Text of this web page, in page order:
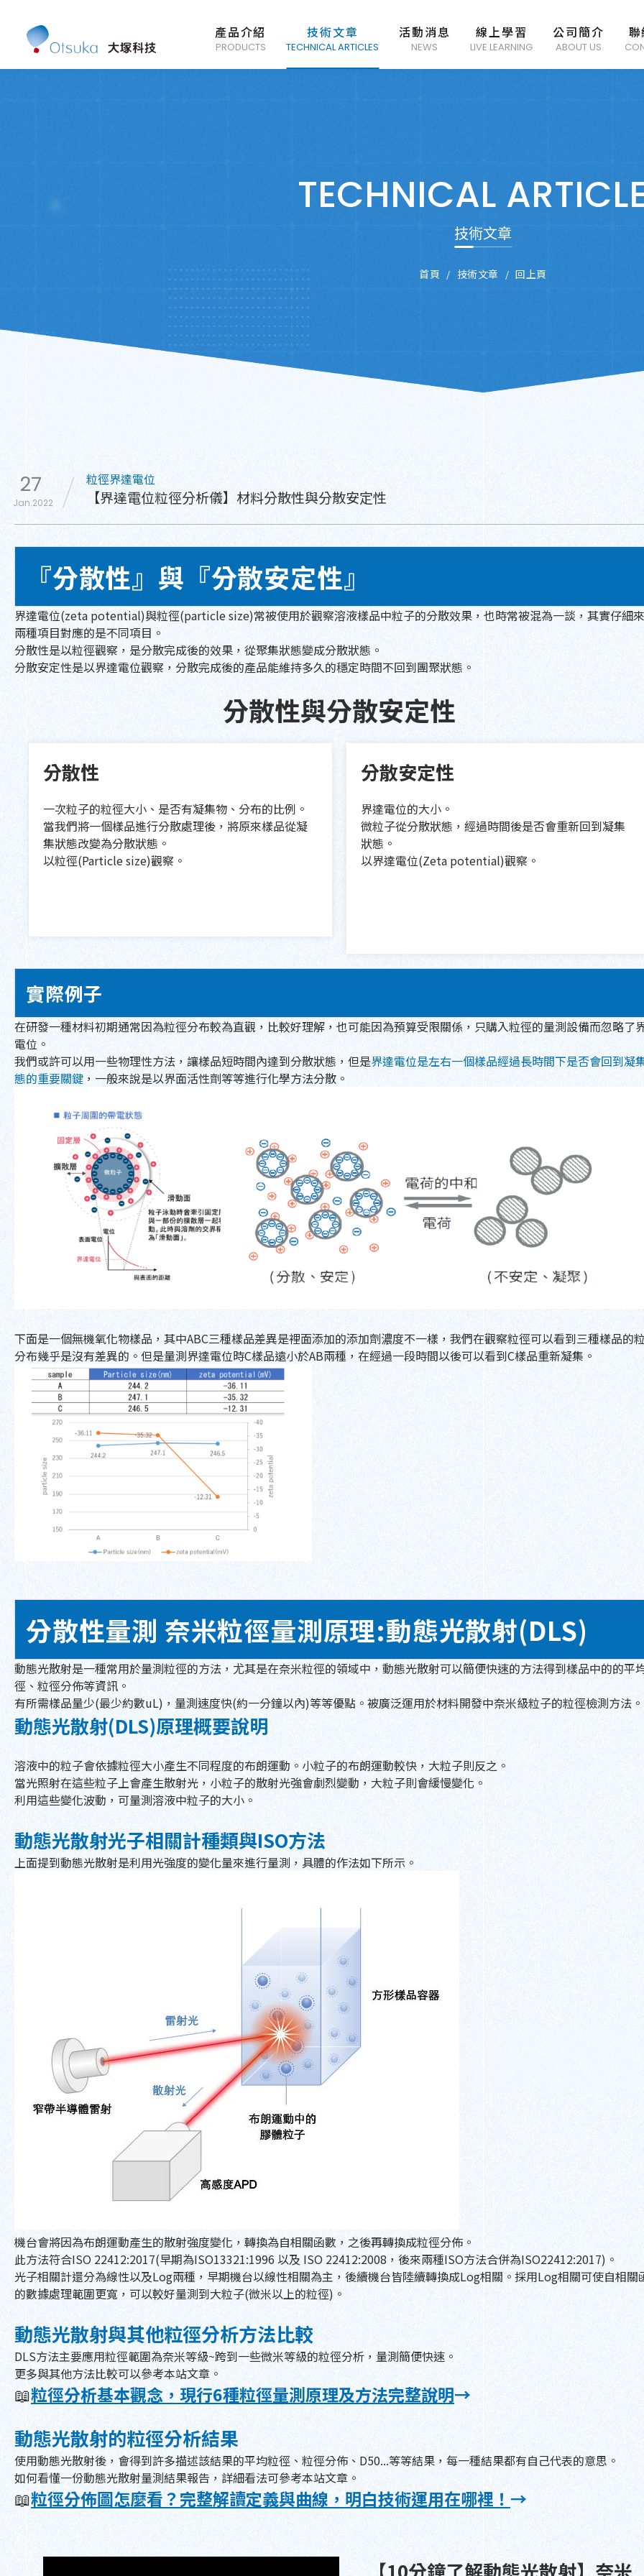
產品介紹
PRODUCTS
技術文章
TECHNICAL ARTICLES
活動消息
NEWS
線上學習
LIVE LEARNING
公司簡介
ABOUT US
TECHNICAL
技術文章
首頁 技術文章 回上頁
27
Jan.2022
粒徑界達電位
【界達電位粒徑分析儀】材料分散性與分散安定性
『分散性』與『分散安定性』
界達電位(zeta potential)與粒徑(particle size)常被使用於觀察溶液樣品中粒子的分散效果，也時常被混為一談，其實仔細
兩種項目對應的是不同項目。
分散性是以粒徑觀察，是分散完成後的效果，從聚集狀態變成分散狀態。
分散安定性是以界達電位觀察，分散完成後的產品能維持多久的穩定時間不回到團聚狀態。
分散性與分散安定性
分散性
一次粒子的粒徑大小、是否有凝集物、分布的比例。
當我們將一個樣品進行分散處理後，將原來樣品從凝
集狀態改變為分散狀態。
以粒徑(Particle size)觀察。
分散安定性
界達電位的大小。
微粒子從分散狀態，經過時間後是否會重新回到凝集
狀態。
以界達電位(Zeta potential)觀察。
實際例子
在研發一種材料初期通常因為粒徑分布較為直觀，比較好理解，也可能因為預算受限關係，只購入粒徑的量測設備而忽略了
電位。
我們或許可以用一些物理性方法，讓樣品短時間內達到分散狀態，但是界達電位是左右一個樣品經過長時間下是否會回到凝
態的重要關鍵 ，一般來說是以界面活性劑等等進行化學方法分散。
下面是一個無機氧化物樣品，其中ABC三種樣品差異是裡面添加的添加劑濃度不一樣，我們在觀察粒徑可以看到三種樣品的
分布幾乎是沒有差異的。但是量測界達電位時C樣品遠小於AB兩種，在經過一段時間以後可以看到C樣品重新凝集。
分散性量測 奈米粒徑量測原理:動態光散射(DLS)
動態光散射是一種常用於量測粒徑的方法，尤其是在奈米粒徑的領域中，動態光散射可以簡便快速的方法得到樣品中的的平
徑、粒徑分佈等資訊。
有所需樣品量少(最少約數uL)，量測速度快(約一分鐘以內)等等優點。被廣泛運用於材料開發中奈米級粒子的粒徑檢測方法。
動態光散射(DLS)原理概要說明
溶液中的粒子會依據粒徑大小產生不同程度的布朗運動。小粒子的布朗運動較快，大粒子則反之。
當光照射在這些粒子上會產生散射光，小粒子的散射光強會劇烈變動，大粒子則會緩慢變化。
利用這些變化波動，可量測溶液中粒子的大小。
動態光散射光子相關計種類與ISO方法
上面提到動態光散射是利用光強度的變化量來進行量測，具體的作法如下所示。
機台會將因為布朗運動產生的散射強度變化，轉換為自相關函數，之後再轉換成粒徑分佈。
此方法符合ISO 22412:2017(早期為ISO13321:1996 以及 ISO 22412:2008，後來兩種ISO方法合併為ISO22412:2017)。
光子相關計還分為線性以及Log兩種，早期機台以線性相關為主，後續機台皆陸續轉換成Log相關。採用Log相關可使自相關
的數據處理範圍更寬，可以較好量測到大粒子(微米以上的粒徑)。
動態光散射與其他粒徑分析方法比較
DLS方法主要應用粒徑範圍為奈米等級~跨到一些微米等級的粒徑分析，量測簡便快速。
更多與其他方法比較可以參考本站文章。
📖粒徑分析基本觀念，現行6種粒徑量測原理及方法完整說明→
動態光散射的粒徑分析結果
使用動態光散射後，會得到許多描述該結果的平均粒徑、粒徑分佈、D50...等等結果，每一種結果都有自己代表的意思。
如何看懂一份動態光散射量測結果報告，詳細看法可參考本站文章。
📖粒徑分佈圖怎麼看？完整解讀定義與曲線，明白技術運用在哪裡！ →
【10分鐘了解動態光散射】奈米